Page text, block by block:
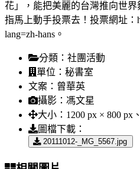
花」，能把美麗的台灣推向世
指馬上動手投票去！投票網址：
lang=zh-hans。
分類： 社團活動
單位： 秘書室
文案： 曾華英
攝影： 馮文星
大小： 1200 px × 800 px
圖檔下載：
20111012-_MG_5567.jpg